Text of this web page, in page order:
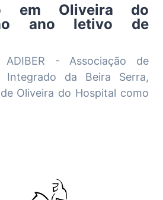
em Oliveira do
ano letivo de
ADIBER - Associação de
Integrado da Beira Serra,
Oliveira do Hospital como